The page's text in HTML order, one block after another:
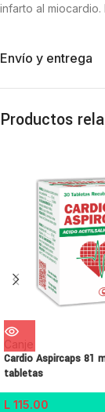
infarto al
Envío y entrega
Productos
Canje
Cardio Aspircaps 81
tabletas
L 115.00